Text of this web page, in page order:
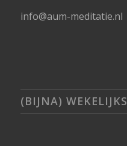
info@aum-meditatie.nl
(BIJNA) WEKELIJKS